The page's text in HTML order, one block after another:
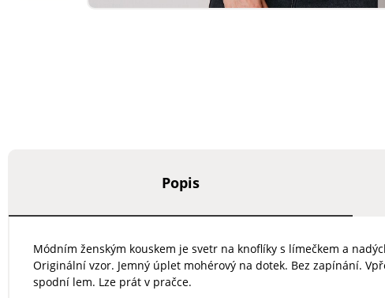
Popis
Módním ženským kouskem je svetr na knoflíky s límečkem a
Originální vzor. Jemný úplet mohérový na dotek. Bez zapínání.
spodní lem. Lze prát v pračce.